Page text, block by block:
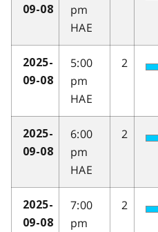
09-08
pm
HAE
2025-
09-08
5:00
pm
HAE
2
2025-
09-08
6:00
pm
HAE
2
2025-
09-08
7:00
pm
2